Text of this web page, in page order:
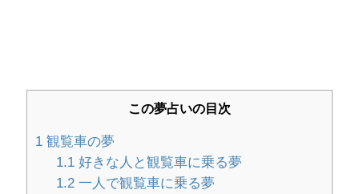
この夢占いの目次
1 観覧車の夢
1.1好きな人と観覧車に乗る夢
1.2一人で観覧車に乗る夢